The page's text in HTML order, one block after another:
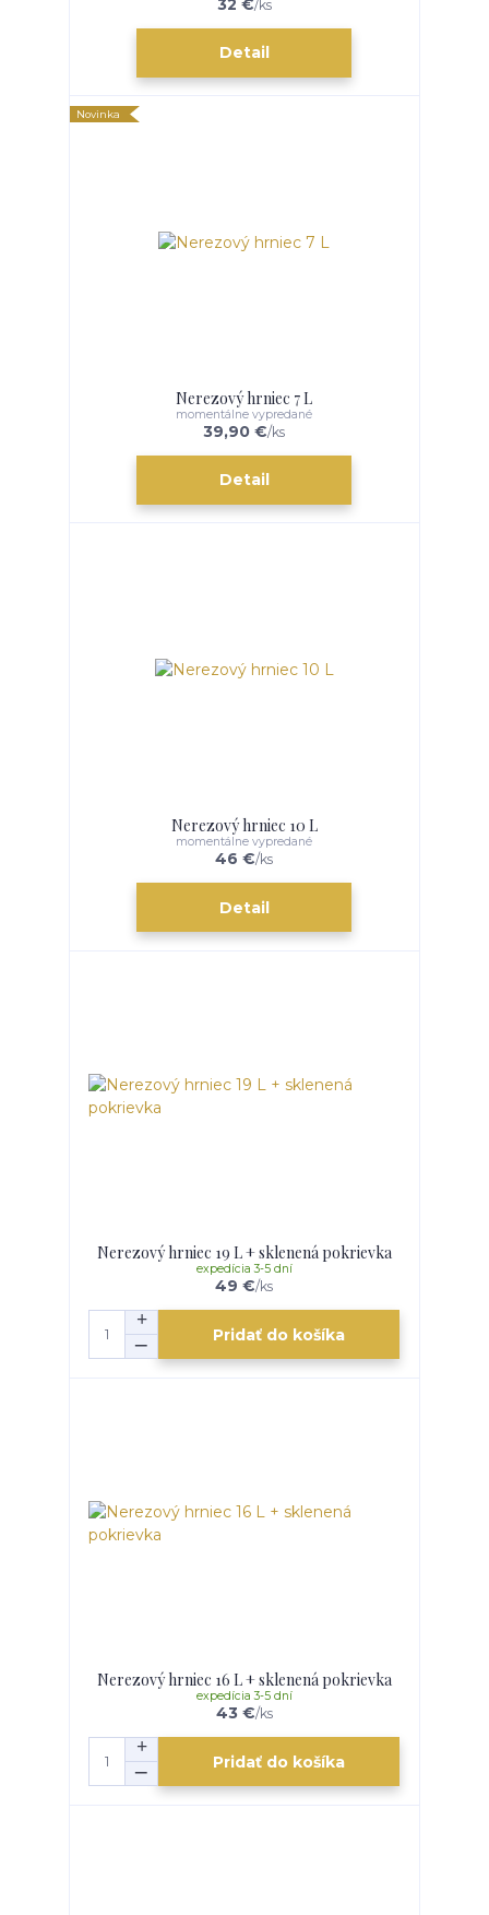
32 €/ks
Detail
Novinka
Nerezový hrniec 7 L
39,90 €/ks
momentálne vypredané
Detail
Nerezový hrniec 10 L
46 €/ks
momentálne vypredané
Detail
Nerezový hrniec 19 L + sklenená pokrievka
49 €/ks
expedícia 3-5 dní
Pridať do košíka
Nerezový hrniec 16 L + sklenená pokrievka
43 €/ks
expedícia 3-5 dní
Pridať do košíka